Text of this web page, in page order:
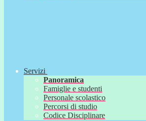
Servizi
Panoramica
Famiglie e studenti
Personale scolastico
Percorsi di studio
Codice Disciplinare